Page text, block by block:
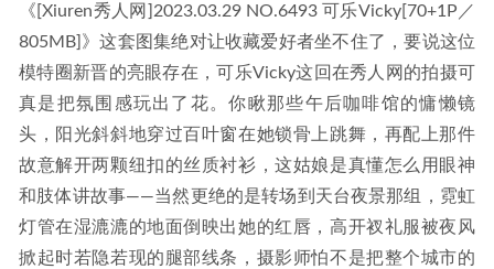
《[Xiuren秀人网]2023.03.29 NO.6493 可乐Vicky[70+1P／
805MB]》这套图集绝对让收藏爱好者坐不住了，要说这位
模特圈新晋的亮眼存在，可乐Vicky这回在秀人网的拍摄可
真是把氛围感玩出了花。你瞅那些午后咖啡馆的慵懒镜
头，阳光斜斜地穿过百叶窗在她锁骨上跳舞，再配上那件
故意解开两颗纽扣的丝质衬衫，这姑娘是真懂怎么用眼神
和肢体讲故事——当然更绝的是转场到天台夜景那组，霓虹
灯管在湿漉漉的地面倒映出她的红唇，高开衩礼服被夜风
掀起时若隐若现的腿部线条，摄影师怕不是把整个城市的